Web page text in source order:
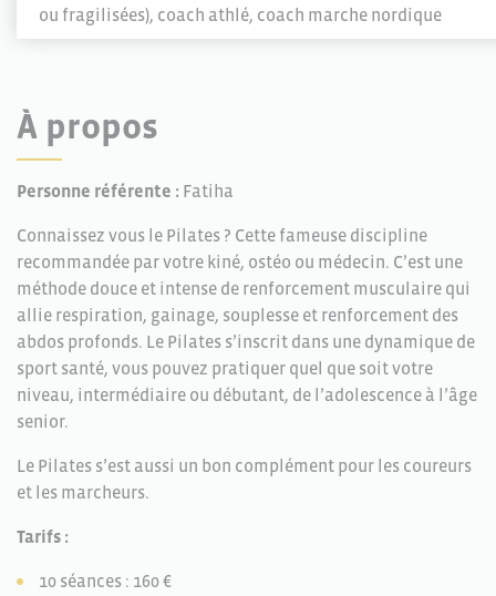
ou fragilisées), coach athlé, coach marche nordique
À propos
Personne référente : Fatiha
Connaissez vous le Pilates ? Cette fameuse discipline
recommandée par votre kiné, ostéo ou médecin. C’est une
méthode douce et intense de renforcement musculaire qui
allie respiration, gainage, souplesse et renforcement des
abdos profonds. Le Pilates s’inscrit dans une dynamique de
sport santé, vous pouvez pratiquer quel que soit votre
niveau, intermédiaire ou débutant, de l’adolescence à l’âge
senior.
Le Pilates s’est aussi un bon complément pour les coureurs
et les marcheurs.
Tarifs :
10 séances : 160 €